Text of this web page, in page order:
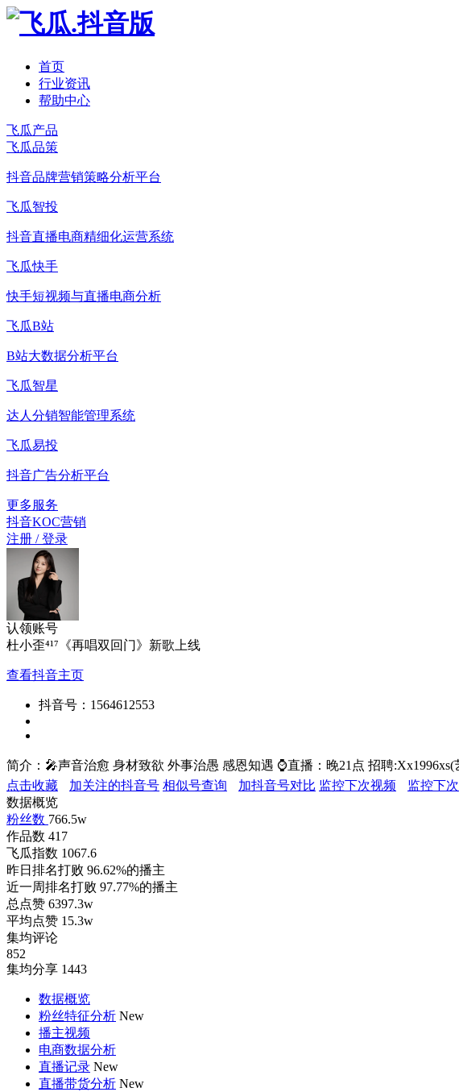
首页
行业资讯
帮助中心
飞瓜产品
飞瓜品策
抖音品牌营销策略分析平台
飞瓜智投
抖音直播电商精细化运营系统
飞瓜快手
快手短视频与直播电商分析
飞瓜B站
B站大数据分析平台
飞瓜智星
达人分销智能管理系统
飞瓜易投
抖音广告分析平台
更多服务
抖音KOC营销
注册 / 登录
认领账号
杜小歪⁴¹⁷《再唱双回门》新歌上线
查看抖音主页
抖音号： 1564612553
简介： 🎤声音治愈 身材致欲 外事治愚 感恩知遇 ⌚️直播：晚21点 招聘
点击收藏
加关注的抖音号 相似号查询 加抖音号对比 监控下次视频
监控下
数据概览
粉丝数 766.5w
作品数 417
飞瓜指数 1067.6
昨日排名打败 96.62%的播主
近一周排名打败 97.77%的播主
总点赞 6397.3w
平均点赞 15.3w
集均评论
852
集均分享 1443
数据概览
粉丝特征分析 New
播主视频
电商数据分析
直播记录 New
直播带货分析 New